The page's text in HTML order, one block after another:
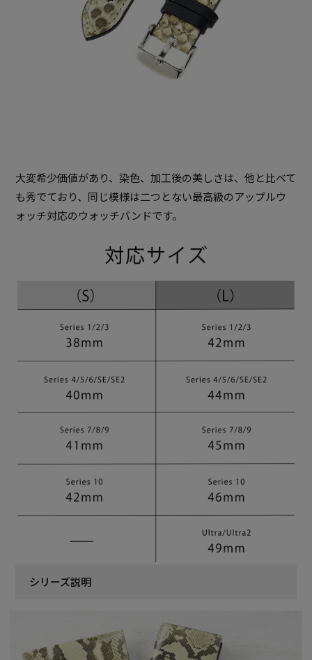
大変希少価値があり、染色、加工後の美しさは、他と比べて
も秀でており、同じ模様は二つとない最高級のアップルウ
ォッチ対応のウォッチバンドです。
シリーズ説明